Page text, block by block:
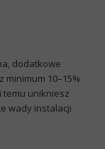
dodatkowe
10–15%
temu unikniesz
wady instalacji